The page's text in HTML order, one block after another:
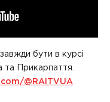
бути в курсі
та Прикарпаття.
@RAITVUA